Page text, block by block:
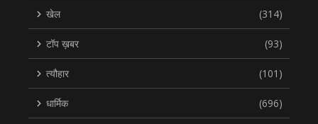
खेल (314)
टॉप ख़बर (93)
त्यौहार (101)
धार्मिक (696)